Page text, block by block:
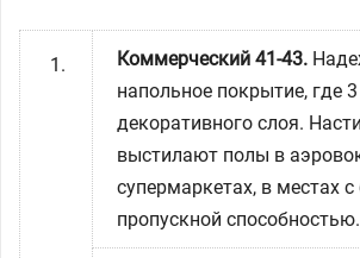
Коммерческий 41-43.
напольное покрытие, где
декоративного слоя.
выстилают полы в
супермаркетах, в местах
пропускной способностью.